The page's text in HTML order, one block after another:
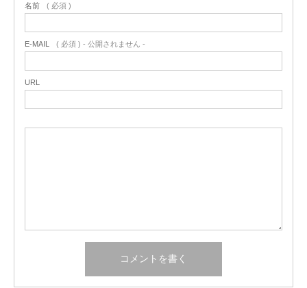
名前 ( 必須 )
E-MAIL ( 必須 ) - 公開されません -
URL